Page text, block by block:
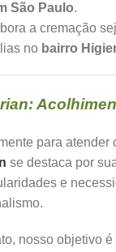
São Paulo.
a cremação
no bairro
para
se destaca por
e
nosso objetivo